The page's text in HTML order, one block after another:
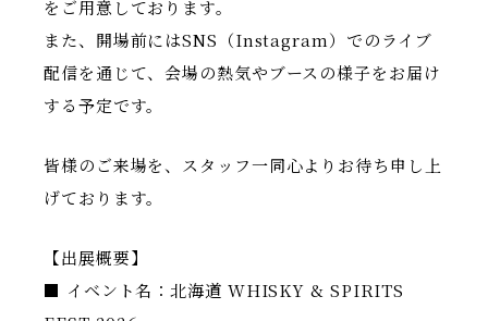
をご用意しております。
また、開場前にはSNS（Instagram）でのライブ
配信を通じて、会場の熱気やブースの様子をお届け
する予定です。
皆様のご来場を、スタッフ一同心よりお待ち申し上
げております。
【出展概要】
■ イベント名：北海道 WHISKY & SPIRITS